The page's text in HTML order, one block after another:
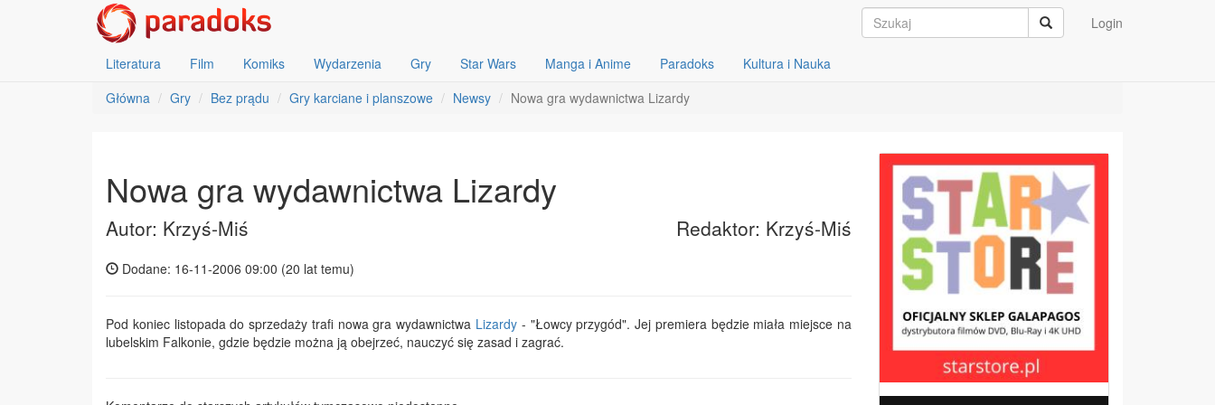
Login
Literatura Film Komiks Wydarzenia Gry Star Wars Manga i Anime Paradoks
Kultura i Nauka
Główna
Gry Bez prądu Gry karciane i planszowe Newsy Nowa gra wydawnictwa Lizardy
Nowa gra wydawnictwa Lizardy
Autor: Krzyś-Miś Redaktor: Krzyś-Miś
Dodane: 16-11-2006 09:00 (20 lat temu)
Pod koniec listopada do sprzedaży trafi nowa gra wydawnictwa Lizardy - "Łowcy przygód". Jej premiera będzie miała miejsce na
lubelskim Falkonie, gdzie będzie można ją obejrzeć, nauczyć się zasad i zagrać.